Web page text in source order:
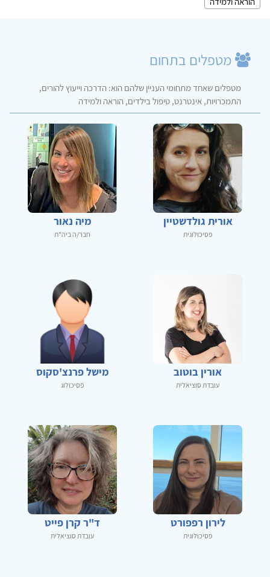
מטפלים בתחום
מטפלים שאחד מתחומי העניין שלהם הוא: הדרכה וייעוץ להורים,
התמכרויות, אינטרנט, טיפול בילדים, הוראה ולמידה
אורית גולדשטיין
פסיכולוגית
מיה נאור
חבר/ה ביה"ת
אורין בוטוב
עובדת סוציאלית
מישל פרנצ'סקוס
פסיכולוג
לירון רפפורט
פסיכולוגית
ד"ר קרן פייט
עובדת סוציאלית